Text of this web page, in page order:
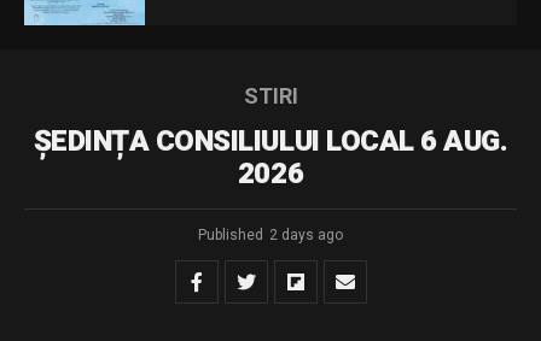
STIRI
ȘEDINȚA CONSILIULUI LOCAL 6 AUG.
2026
Published 2 days ago